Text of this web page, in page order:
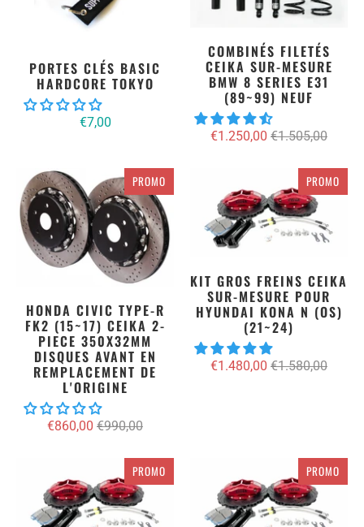
PORTES CLÉS BASIC
HARDCORE TOKYO
€7,00
COMBINÉS FILETÉS
CEIKA SUR-MESURE
BMW 8 SERIES E31
(89~99) NEUF
€1.250,00 €1.505,00
PROMO
HONDA CIVIC TYPE-R
FK2 (15~17) CEIKA 2-
PIECE 350X32MM
DISQUES AVANT EN
REMPLACEMENT DE
L'ORIGINE
€860,00 €990,00
PROMO
KIT GROS FREINS CEIKA
SUR-MESURE POUR
HYUNDAI KONA N (OS)
(21~24)
€1.480,00 €1.580,00
PROMO PROMO